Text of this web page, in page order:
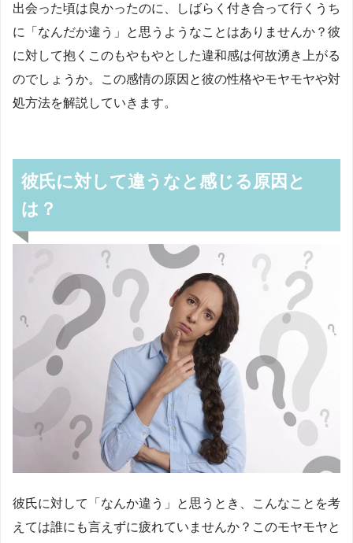
出会った頃は良かったのに、しばらく付き合って行くうち
に「なんだか違う」と思うようなことはありませんか？彼
に対して抱くこのもやもやとした違和感は何故湧き上がる
のでしょうか。この感情の原因と彼の性格やモヤモヤや対
処方法を解説していきます。
彼氏に対して違うなと感じる原因と
は？
彼氏に対して「なんか違う」と思うとき、こんなことを考
えては誰にも言えずに疲れていませんか？このモヤモヤと